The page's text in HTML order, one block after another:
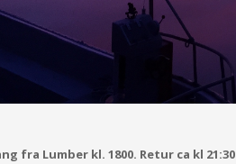
fra Lumber kl. 1800. Retur ca kl 21:30